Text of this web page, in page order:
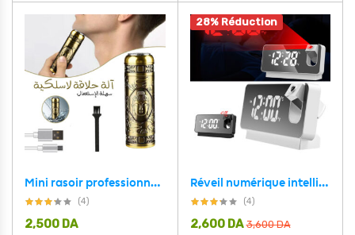
Mini rasoir professionnel étanche rechargeable HW-T8 en acier
(4)
2,500 DA
28% Réduction
Réveil numérique intelligent avec projecteur 180° TempéRature USB , Snooze
(4)
3,600DA
2,600 DA